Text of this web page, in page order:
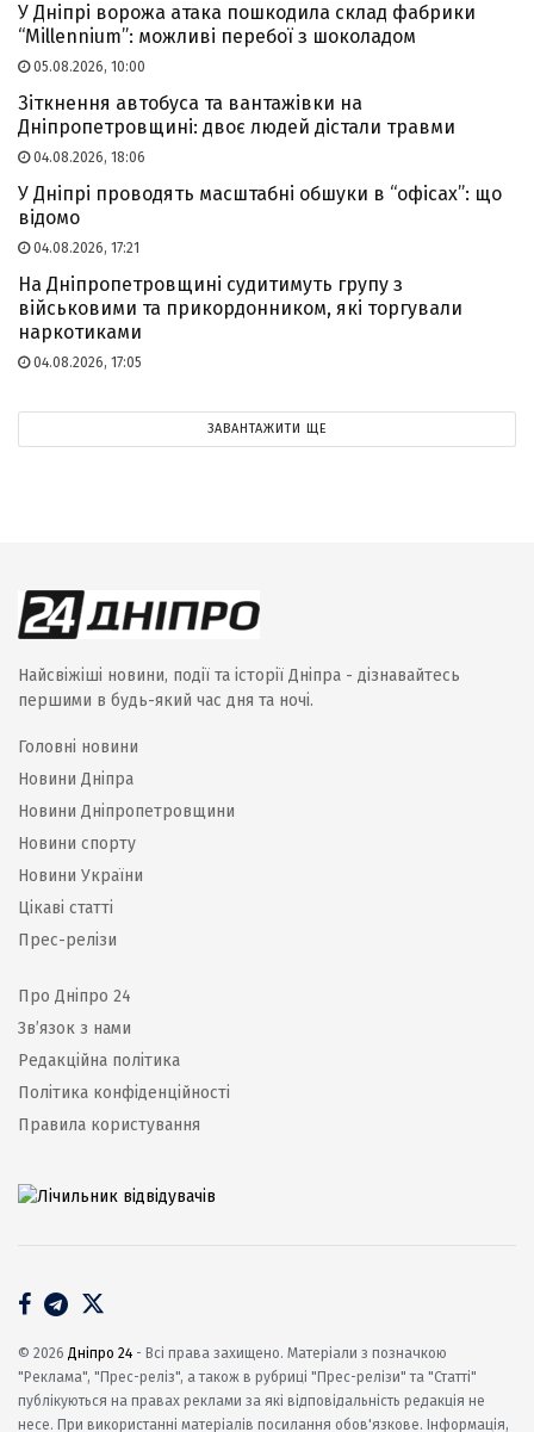
У Дніпрі ворожа атака пошкодила склад фабрики
“Millennium”: можливі перебої з шоколадом
05.08.2026, 10:00
Зіткнення автобуса та вантажівки на
Дніпропетровщині: двоє людей дістали травми
04.08.2026, 18:06
У Дніпрі проводять масштабні обшуки в “офісах”: що
відомо
04.08.2026, 17:21
На Дніпропетровщині судитимуть групу з
військовими та прикордонником, які торгували
наркотиками
04.08.2026, 17:05
ЗАВАНТАЖИТИ ЩЕ
Найсвіжіші новини, події та історії Дніпра - дізнавайтесь
першими в будь-який час дня та ночі.
Головні новини
Новини Дніпра
Новини Дніпропетровщини
Новини спорту
Новини України
Цікаві статті
Прес-релізи
Про Дніпро 24
Зв’язок з нами
Редакційна політика
Політика конфіденційності
Правила користування
© 2026 Дніпро 24 - Всі права захищено. Матеріали з позначкою
"Реклама", "Прес-реліз", а також в рубриці "Прес-релізи" та "Статті"
публікуються на правах реклами за які відповідальність редакція не
несе. При використанні матеріалів посилання обов'язкове. Інформація,